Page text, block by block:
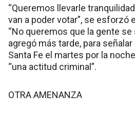
“Queremos llevarle
van a poder votar”, se esforzó
“No queremos que la gente se
agregó más tarde, para
Santa Fe el martes por la
“una actitud criminal”.
OTRA AMENANZA